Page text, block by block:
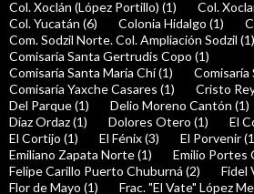
Col. Xoclán (López Portillo) (1)
Col.
Col. Yucatán (6)
Colonia Hidalgo (1)
Com. Sodzil Norte. Col. Ampliación Sodzil (1)
Comisaría Santa Gertrudis Copo (1)
Comisaría Santa María Chí (1)
Comisaría
Comisaría Yaxche Casares (1)
Cristo
Del Parque (1)
Delio Moreno Cantón (1)
Díaz Ordaz (1)
Dolores Otero (1)
El
El Cortijo (1)
El Fénix (3)
El Porvenir
Emiliano Zapata Norte (1)
Emilio Portes
Felipe Carillo Puerto Chuburná (2)
Fidel
Flor de Mayo (1)
Frac. "El Vate" López